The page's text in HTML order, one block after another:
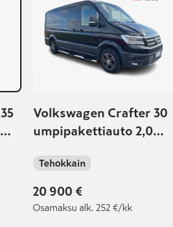
Volkswagen Crafter 30
umpipakettiauto 2,0
Tehokkain
20 900 €
Osamaksu alk. 252 €/kk